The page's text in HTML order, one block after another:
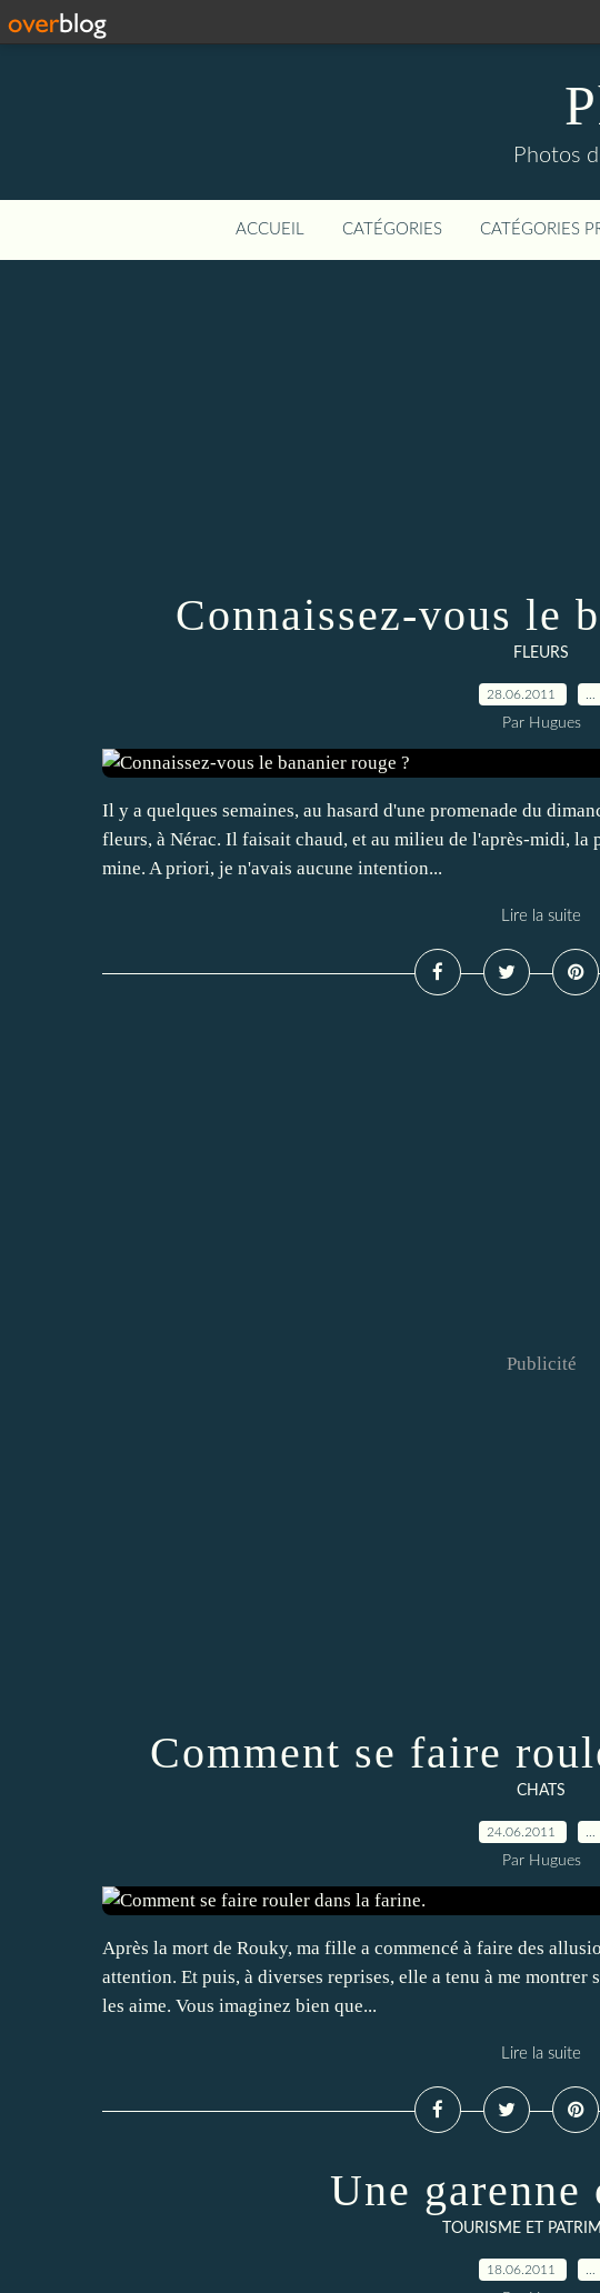
Photos
ACCUEIL CATÉGORIES CATÉGORIES
Connaissez-vous le
FLEURS
28.06.2011
Par Hugues
Il y a quelques semaines, au hasard d'une promenade du
fleurs, à Nérac. Il faisait chaud, et au milieu de l'après-midi, la
mine. A priori, je n'avais aucune intention...
Lire la suite
Publicité
Comment se faire
CHATS
24.06.2011
Par Hugues
Après la mort de Rouky, ma fille a commencé à faire des
attention. Et puis, à diverses reprises, elle a tenu à me montrer
les aime. Vous imaginez bien que...
Lire la suite
Une garenne
TOURISME ET
18.06.2011